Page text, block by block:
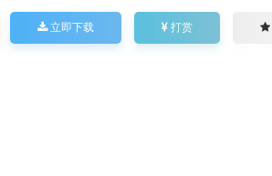
立即下载 打赏